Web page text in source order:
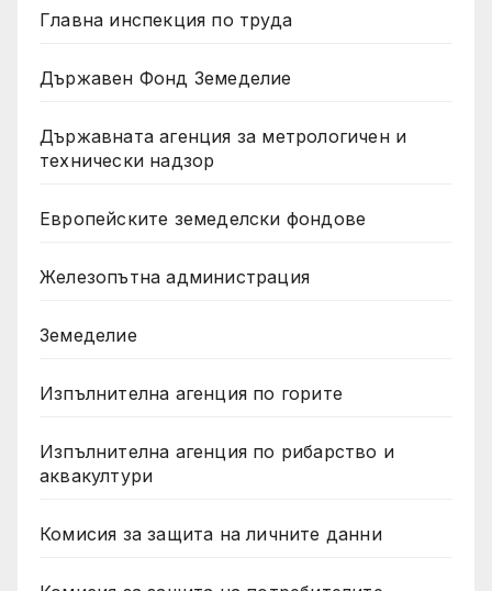
Главна инспекция по труда
Държавен Фонд Земеделие
Държавната агенция за метрологичен и
технически надзор
Европейските земеделски фондове
Железопътна администрация
Земеделие
Изпълнителна агенция по горите
Изпълнителна агенция по рибарство и
аквакултури
Комисия за защита на личните данни